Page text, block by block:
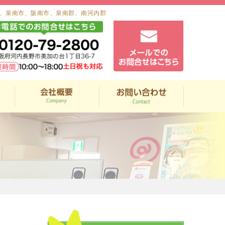
泉南市、阪南市、泉南郡、南河内郡